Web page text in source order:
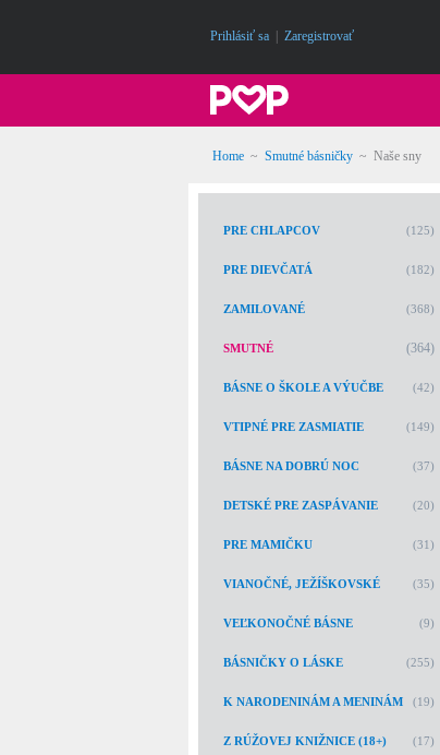
Prihlásiť sa Zaregistrovať
Home ~ Smutné básničky ~ Naše sny
PRE CHLAPCOV (125)
PRE DIEVČATÁ (182)
ZAMILOVANÉ (368)
SMUTNÉ (364)
BÁSNE O ŠKOLE A VÝUČBE (42)
VTIPNÉ PRE ZASMIATIE (149)
BÁSNE NA DOBRÚ NOC (37)
DETSKÉ PRE ZASPÁVANIE (20)
PRE MAMIČKU (31)
VIANOČNÉ, JEŽÍŠKOVSKÉ (35)
VEĽKONOČNÉ BÁSNE (9)
BÁSNIČKY O LÁSKE (255)
K NARODENINÁM A MENINÁM (19)
Z RÚŽOVEJ KNIŽNICE (18+) (17)